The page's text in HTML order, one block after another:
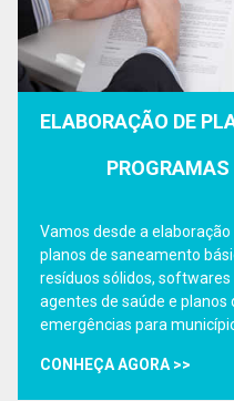
ELABORAÇÃO DE
PROGRAMAS
Vamos desde a elaboração
planos de saneamento
resíduos sólidos, softwares
agentes de saúde e planos
emergências para
CONHEÇA AGORA >>